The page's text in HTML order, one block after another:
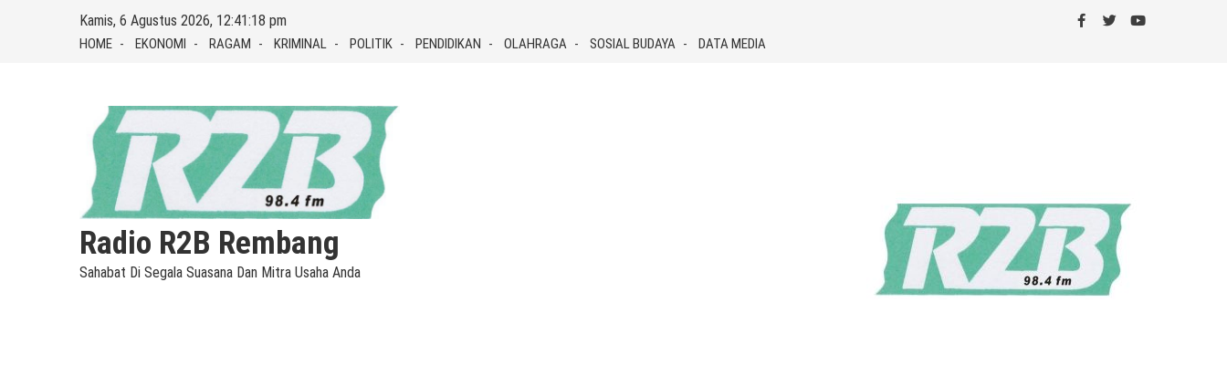
Kamis, 6 Agustus 2026, 12:41:19 pm
HOME EKONOMI RAGAM KRIMINAL POLITIK PENDIDIKAN OLAHRAGA SOSIAL BUDAYA DATA MEDIA
Radio R2B Rembang
Sahabat Di Segala Suasana Dan Mitra Usaha Anda